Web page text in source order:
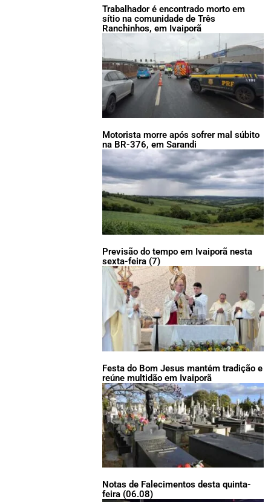
Trabalhador é encontrado morto em
sítio na comunidade de Três
Ranchinhos, em Ivaiporã
Motorista morre após sofrer mal súbito
na BR-376, em Sarandi
Previsão do tempo em Ivaiporã nesta
sexta-feira (7)
Festa do Bom Jesus mantém tradição e
reúne multidão em Ivaiporã
Notas de Falecimentos desta quinta-
feira (06.08)